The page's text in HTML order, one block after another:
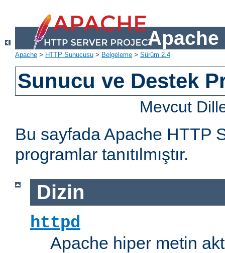
Apache
Apache > HTTP Sunucusu > Belgeleme > Sürüm 2.4
Sunucu ve Destek
Mevcut
Bu sayfada Apache HTTP
programlar tanıtılmıştır.
Dizin
httpd
Apache hiper metin